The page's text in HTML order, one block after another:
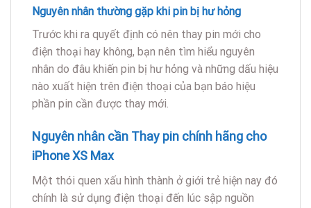
Nguyên nhân thường gặp khi pin bị hư hỏng
Trước khi ra quyết định có nên thay pin mới cho
điện thoại hay không, bạn nên tìm hiểu nguyên
nhân do đâu khiến pin bị hư hỏng và những dấu hiệu
nào xuất hiện trên điện thoại của bạn báo hiệu
phần pin cần được thay mới.
Nguyên nhân cần Thay pin chính hãng cho
iPhone XS Max
Một thói quen xấu hình thành ở giới trẻ hiện nay đó
chính là sử dụng điện thoại đến lúc sập nguồn